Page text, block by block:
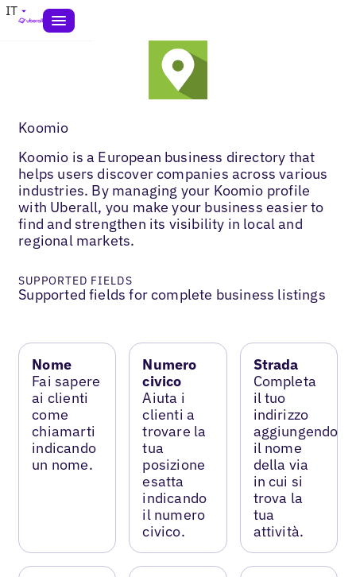
IT
Koomio
Koomio is a European business directory that
helps users discover companies across various
industries. By managing your Koomio profile
with Uberall, you make your business easier to
find and strengthen its visibility in local and
regional markets.
SUPPORTED FIELDS
Supported fields for complete business listings
Nome
Fai sapere
ai clienti
come
chiamarti
indicando
un nome.
Numero
civico
Aiuta i
clienti a
trovare la
tua
posizione
esatta
indicando
il numero
civico.
Strada
Completa
il tuo
indirizzo
aggiungendo
il nome
della via
in cui si
trova la
tua
attività.